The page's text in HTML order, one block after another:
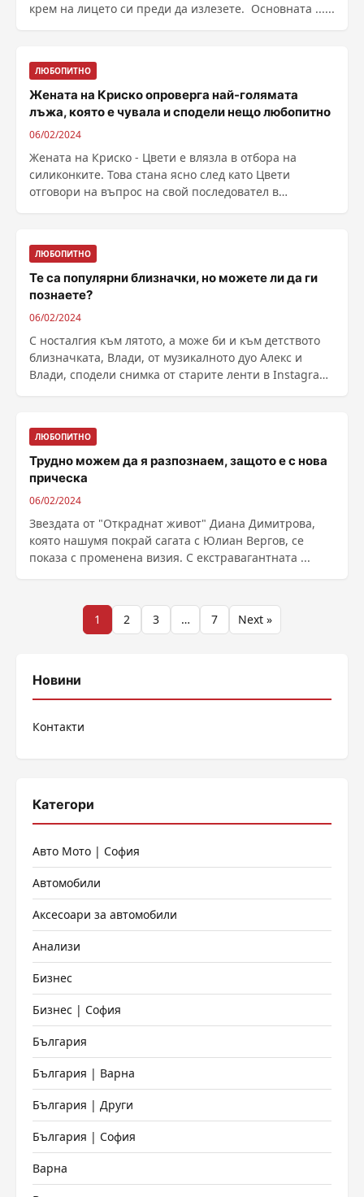
крем на лицето си преди да излезете. Основната ......
ЛЮБОПИТНО
Жената на Криско опроверга най-голямата
лъжа, която е чувала и сподели нещо любопитно
06/02/2024
Жената на Криско - Цвети е влязла в отбора на
силиконките. Това стана ясно след като Цвети
отговори на въпрос на свой последовател в
ЛЮБОПИТНО
Те са популярни близначки, но можете ли да ги
познаете?
06/02/2024
С носталгия към лятото, а може би и към детството
близначката, Влади, от музикалното дуо Алекс и
Влади, сподели снимка от старите ленти в Instagram
ЛЮБОПИТНО
Трудно можем да я разпознаем, защото е с нова
прическа
06/02/2024
Звездата от "Откраднат живот" Диана Димитрова,
която нашумя покрай сагата с Юлиан Вергов, се
показа с променена визия. С екстравагантната ...
Разделяне
публикациите
1 2 3 … 7 Next »
Новини
Контакти
Категори
Авто Мото | София
Автомобили
Аксесоари за автомобили
Анализи
Бизнес
Бизнес | София
България
България | Варна
България | Други
България | София
Варна